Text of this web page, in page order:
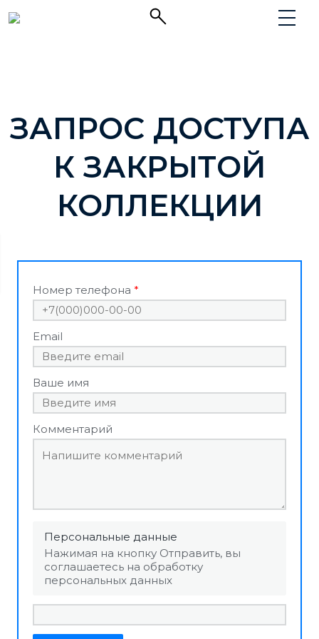
ЗАПРОС ДОСТУПА
К ЗАКРЫТОЙ
КОЛЛЕКЦИИ
Номер телефона
Email
Ваше имя
Комментарий
Персональные данные
Нажимая на кнопку Отправить, вы
соглашаетесь на обработку
персональных данных